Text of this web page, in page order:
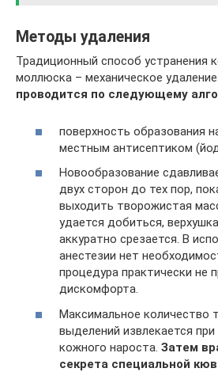
Методы удаления
Традиционный способ устранения
моллюска – механическое удаление.
проводится по следующему
поверхность образования
местным антисептиком
Новообразование
двух сторон до тех пор,
выходить творожистая
удается добиться,
аккуратно срезается. В
анестезии нет
процедура практически не
дискомфорта.
Максимальное количество
выделений извлекается
кожного нароста. Затем
секрета специальной